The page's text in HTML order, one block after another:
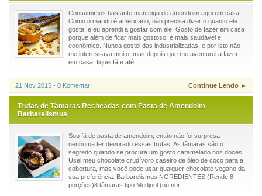
Consumimos bastante manteiga de amendoim aqui em casa.
Como o marido é americano, não precisa dizer o quanto ele
gosta, e eu aprendi a gostar com ele. Gosto de fazer em casa
porque além de ficar mais gostoso, é mais saudável e
econômico. Nunca gostei das industrializadas, e por isto não
me interessava muito, mas depois que me aventurei a fazer
em casa, fiquei fã e até...
21 Nov 2015 - 0 Komentar Continue Lendo ►
Trufas de Tâmaras Recheadas com Pasta de Amendoim -
Barbarelismus
Sou fã de pasta de amendoim, então não foi surpresa
nenhuma ter devorado essas trufas. As tâmaras são o
segredo quando se procura um gosto caramelado nos doces.
Usei meu chocolate crudívoro caseiro de óleo de coco para a
cobertura, mas você pode usar qualquer chocolate vegano da
sua preferência. BarbarelismusINGREDIENTES (Rende 8
porções)8 tâmaras tipo Medjool (ou nor...